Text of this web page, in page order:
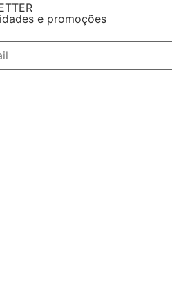
e promoções